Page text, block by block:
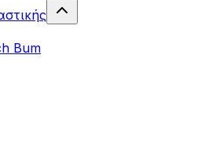
Bum